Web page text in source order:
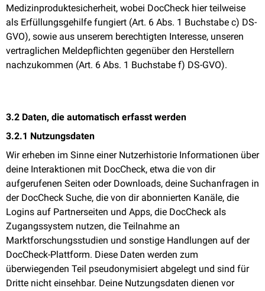
Medizinproduktesicherheit, wobei DocCheck hier teilweise
als Erfüllungsgehilfe fungiert (Art. 6 Abs. 1 Buchstabe c) DS-
GVO), sowie aus unserem berechtigten Interesse, unseren
vertraglichen Meldepflichten gegenüber den Herstellern
nachzukommen (Art. 6 Abs. 1 Buchstabe f) DS-GVO).
3.2 Daten, die automatisch erfasst werden
3.2.1 Nutzungsdaten
Wir erheben im Sinne einer Nutzerhistorie Informationen über
deine Interaktionen mit DocCheck, etwa die von dir
aufgerufenen Seiten oder Downloads, deine Suchanfragen in
der DocCheck Suche, die von dir abonnierten Kanäle, die
Logins auf Partnerseiten und Apps, die DocCheck als
Zugangssystem nutzen, die Teilnahme an
Marktforschungsstudien und sonstige Handlungen auf der
DocCheck-Plattform. Diese Daten werden zum
überwiegenden Teil pseudonymisiert abgelegt und sind für
Dritte nicht einsehbar. Deine Nutzungsdaten dienen vor